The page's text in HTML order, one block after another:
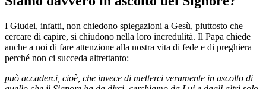
I Giudei, infatti, non chiedono spiegazioni a Gesù, piuttosto che
cercare di capire, si chiudono nella loro incredulità. Il Papa chiede
anche a noi di fare attenzione alla nostra vita di fede e di preghiera
perché non ci succeda altrettanto:
può accaderci, cioè, che invece di metterci veramente in ascolto di